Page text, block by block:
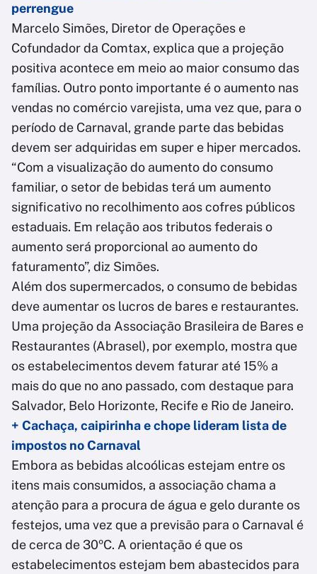
perrengue
Marcelo Simões, Diretor de Operações e
Cofundador da Comtax, explica que a projeção
positiva acontece em meio ao maior consumo das
famílias. Outro ponto importante é o aumento nas
vendas no comércio varejista, uma vez que, para o
período de Carnaval, grande parte das bebidas
devem ser adquiridas em super e hiper mercados.
“Com a visualização do aumento do consumo
familiar, o setor de bebidas terá um aumento
significativo no recolhimento aos cofres públicos
estaduais. Em relação aos tributos federais o
aumento será proporcional ao aumento do
faturamento”, diz Simões.
Além dos supermercados, o consumo de bebidas
deve aumentar os lucros de bares e restaurantes.
Uma projeção da Associação Brasileira de Bares e
Restaurantes (Abrasel), por exemplo, mostra que
os estabelecimentos devem faturar até 15% a
mais do que no ano passado, com destaque para
Salvador, Belo Horizonte, Recife e Rio de Janeiro.
+ Cachaça, caipirinha e chope lideram lista de
impostos no Carnaval
Embora as bebidas alcoólicas estejam entre os
itens mais consumidos, a associação chama a
atenção para a procura de água e gelo durante os
festejos, uma vez que a previsão para o Carnaval é
de cerca de 30ºC. A orientação é que os
estabelecimentos estejam bem abastecidos para